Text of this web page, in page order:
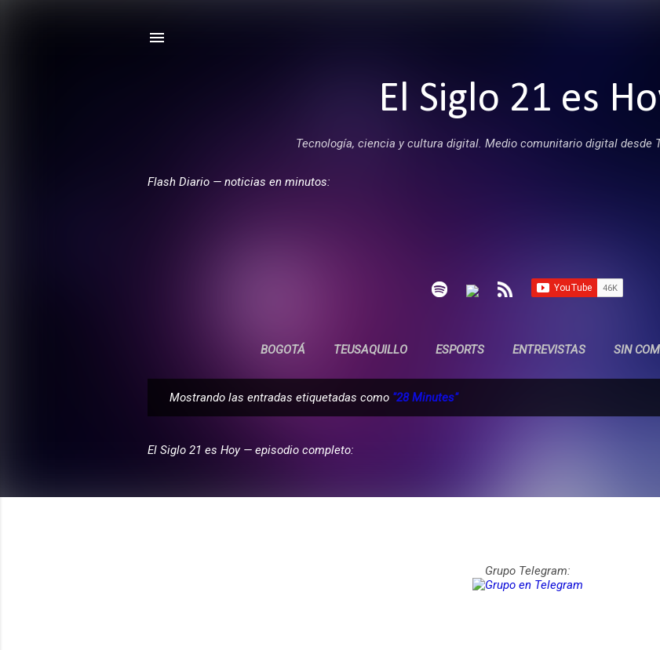
El Siglo 21 es
Tecnología, ciencia y cultura digital. Medio comunitario digital desde
Flash Diario — noticias en minutos:
BOGOTÁ TEUSAQUILLO ESPORTS ENTREVISTAS SIN
t
Mostrando las entradas etiquetadas como "28 Minutes"
El Siglo 21 es Hoy — episodio completo:
Grupo Telegram: